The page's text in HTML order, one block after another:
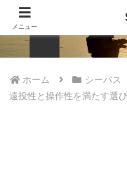
ホーム シーバス
遠投性と操作性を満たす選
メニュー